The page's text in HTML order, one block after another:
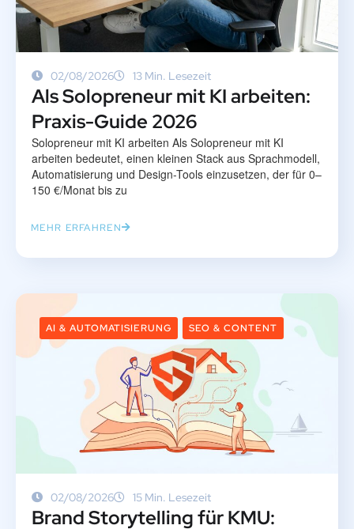
02/08/2026 13 Min. Lesezeit
Als Solopreneur mit KI arbeiten:
Praxis-Guide 2026
Solopreneur mit KI arbeiten Als Solopreneur mit KI
arbeiten bedeutet, einen kleinen Stack aus Sprachmodell,
Automatisierung und Design-Tools einzusetzen, der für 0–
150 €/Monat bis zu
MEHR ERFAHREN
AI & AUTOMATISIERUNG SEO & CONTENT
02/08/2026 15 Min. Lesezeit
Brand Storytelling für KMU: